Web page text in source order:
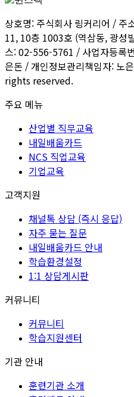
상호명: 주식회사 링커리어 / 주
11, 10층 1003호 (역삼동, 광
스: 02-556-5761 / 사업자등록
은돈 / 개인정보관리책임자:
rights reserved.
주요 메뉴
산업별 직무교육
내일배움카드
NCS 직업교육
기업교육
고객지원
채널톡 상담 (즉시 응답)
자주 묻는 질문
내일배움카드 안내
학습환경설정
1:1 상담게시판
커뮤니티
커뮤니티
학습지원센터
기관 안내
훈련기관 소개